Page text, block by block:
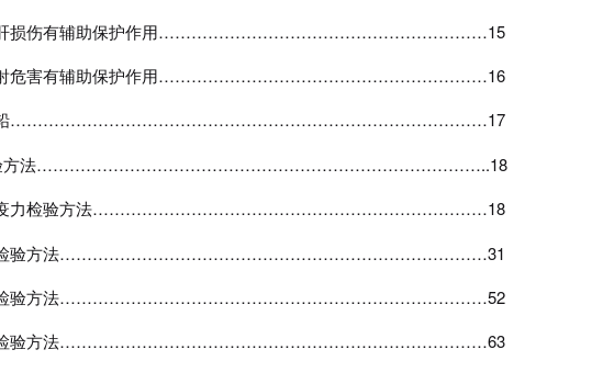
损伤有辅助保护作用……………………………………………………15
危害有辅助保护作用……………………………………………………16
……………………………………………………………………………17
法………………………………………………………………………..18
力检验方法………………………………………………………………18
验方法……………………………………………………………………31
验方法……………………………………………………………………52
验方法……………………………………………………………………63